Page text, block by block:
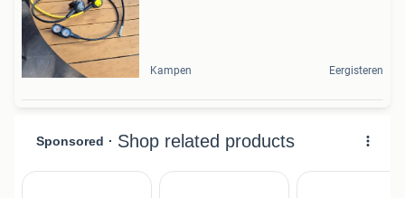
Kampen Eergisteren